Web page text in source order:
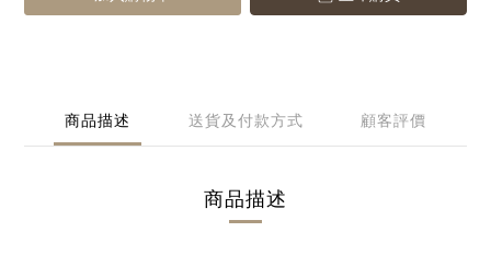
商品描述 送貨及付款方式 顧客評價
商品描述